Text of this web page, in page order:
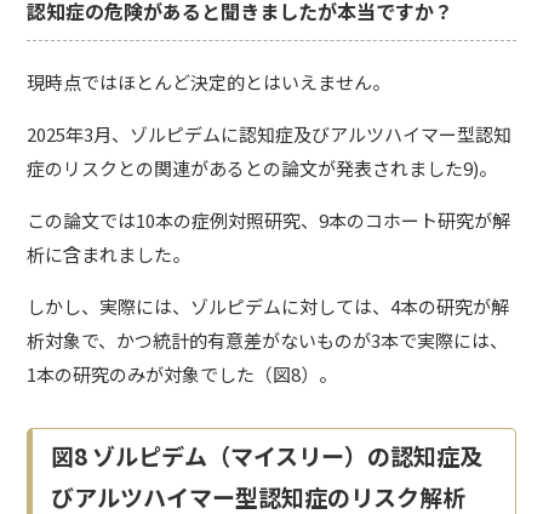
認知症の危険があると聞きましたが本当ですか？
現時点ではほとんど決定的とはいえません。
2025年3月、ゾルピデムに認知症及びアルツハイマー型認知
症のリスクとの関連があるとの論文が発表されました9)。
この論文では10本の症例対照研究、9本のコホート研究が解
析に含まれました。
しかし、実際には、ゾルピデムに対しては、4本の研究が解
析対象で、かつ統計的有意差がないものが3本で実際には、
1本の研究のみが対象でした（図8）。
図8 ゾルピデム（マイスリー）の認知症及
びアルツハイマー型認知症のリスク解析